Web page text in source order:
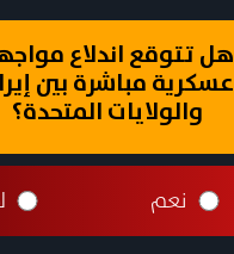
هل تتوقع اندلاع
عسكرية مباشرة بين
والولايات المتحدة؟
نعم